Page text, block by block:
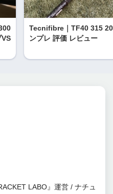
VS
Tecnifibre｜TF40 315
ンプレ 評価 レビュー
LABO』運営 / ナチュ